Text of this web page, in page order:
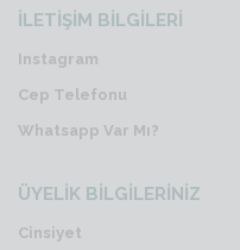
İLETİŞİM BİLGİLERİ
Instagram
Cep Telefonu
Whatsapp Var Mı?
ÜYELİK BİLGİLERİNİZ
Cinsiyet